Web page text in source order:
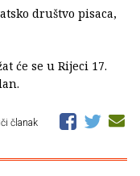
društvo pisaca,
će se u Rijeci 17.
članak